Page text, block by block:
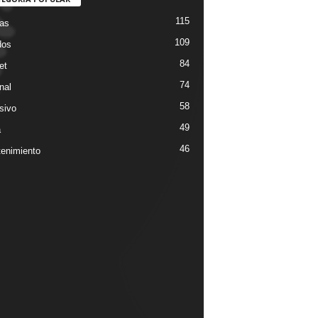
115
109
84
74
58
49
46